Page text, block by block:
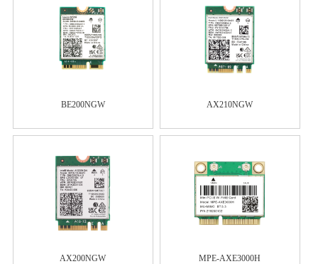
BE200NGW AX210NGW
AX200NGW MPE-AXE3000H